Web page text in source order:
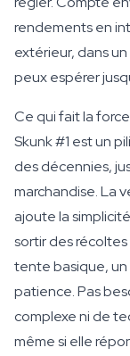
rendements en
extérieur, dans
peux espérer
Ce qui fait la
Skunk #1 est un
des décennies,
marchandise. La
ajoute la
sortir des
tente basique,
patience. Pas
complexe ni de
même si elle